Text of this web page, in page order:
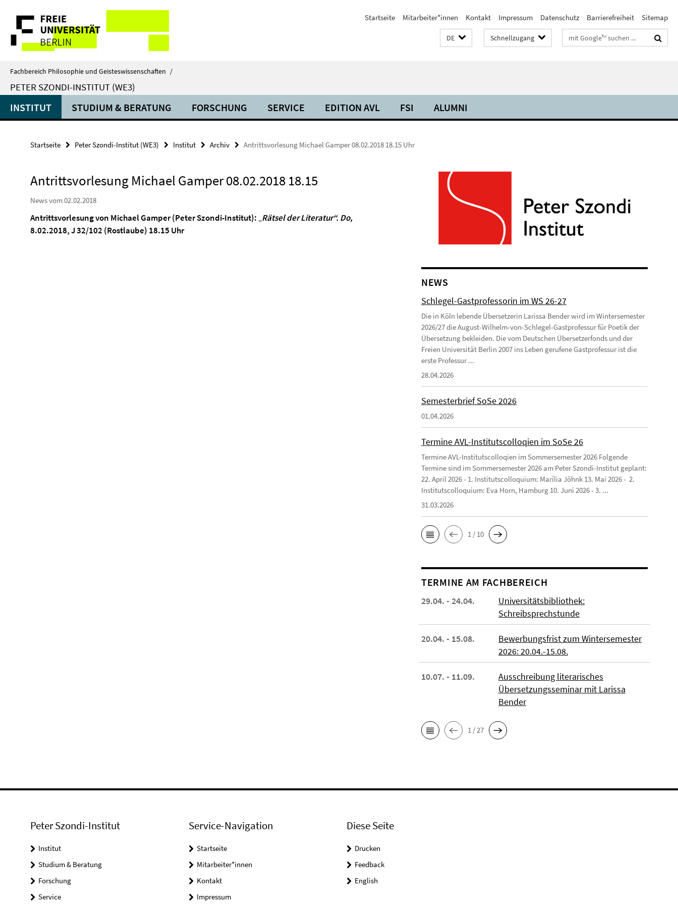
direkt
Inhalt
Service-
Navigation
Startseite Mitarbeiter*innen Kontakt Impressum Datenschutz Barrierefreiheit Sitemap
DE Schnellzugang Suchbegriffe
Fachbereich Philosophie und Geisteswissenschaften /
PETER SZONDI-INSTITUT (WE3)
INSTITUT STUDIUM & BERATUNG FORSCHUNG SERVICE EDITION AVL FSI ALUMNI
Startseite Peter Szondi-Institut (WE3) Institut Archiv Antrittsvorlesung Michael Gamper 08.02.2018 18.15 Uhr
Antrittsvorlesung Michael Gamper 08.02.2018 18.15
News vom 02.02.2018
Antrittsvorlesung von Michael Gamper (Peter Szondi-Institut): „Rätsel der Literatur“. Do,
8.02.2018, J 32/102 (Rostlaube) 18.15 Uhr
NEWS
Schlegel-Gastprofessorin im WS 26-27
Die in Köln lebende Übersetzerin Larissa Bender wird im Wintersemester
2026/27 die August-Wilhelm-von-Schlegel-Gastprofessur für Poetik der
Übersetzung bekleiden. Die vom Deutschen Übersetzerfonds und der
Freien Universität Berlin 2007 ins Leben gerufene Gastprofessur ist die
erste Professur ...
28.04.2026
Semesterbrief SoSe 2026
01.04.2026
Termine AVL-Institutscolloqien im SoSe 26
Termine AVL-Institutscolloqien im Sommersemester 2026 Folgende
Termine sind im Sommersemester 2026 am Peter Szondi-Institut geplant:
22. April 2026 - 1. Institutscolloquium: Marília Jöhnk 13. Mai 2026 - 2.
Institutscolloquium: Eva Horn, Hamburg 10. Juni 2026 - 3. ...
31.03.2026
1 / 10
TERMINE AM FACHBEREICH
29.04. - 24.04.
Universitätsbibliothek:
Schreibsprechstunde
20.04. - 15.08.
Bewerbungsfrist zum Wintersemester
2026: 20.04.-15.08.
10.07. - 11.09.
Ausschreibung literarisches
Übersetzungsseminar mit Larissa
Bender
1 / 27
Peter Szondi-Institut
Institut
Studium & Beratung
Forschung
Service
Service-Navigation
Startseite
Mitarbeiter*innen
Kontakt
Impressum
Diese Seite
Drucken
Feedback
English